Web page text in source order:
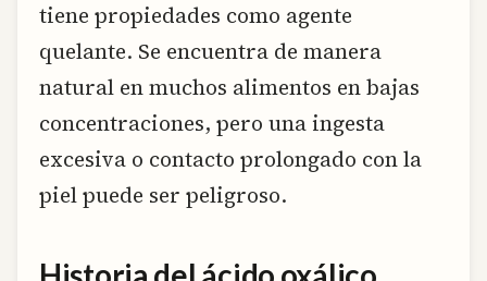
tiene propiedades como agente
quelante. Se encuentra de manera
natural en muchos alimentos en bajas
concentraciones, pero una ingesta
excesiva o contacto prolongado con la
piel puede ser peligroso.